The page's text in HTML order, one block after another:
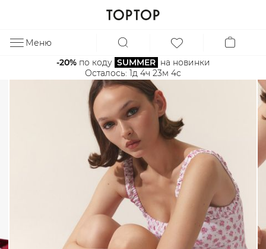
Меню
-20% по коду SUMMER на новинки
Осталось: 1д 4ч 23м 4с